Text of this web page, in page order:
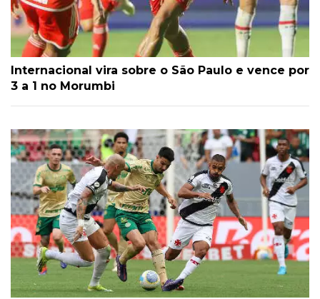
Internacional vira sobre o São Paulo e vence por
3 a 1 no Morumbi